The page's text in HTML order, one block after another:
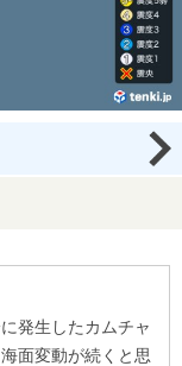
発生したカムチャ
面変動が続くと思